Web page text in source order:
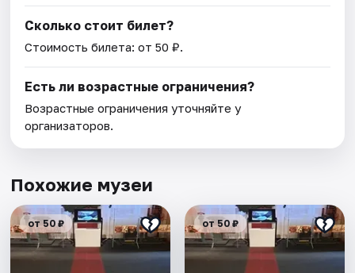
Сколько стоит билет?
Стоимость билета: от 50 ₽.
Есть ли возрастные ограничения?
Возрастные ограничения уточняйте у
организаторов.
Похожие музеи
от 50 ₽ от 50 ₽